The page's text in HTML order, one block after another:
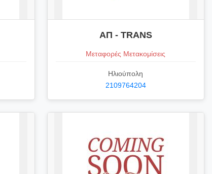
ΑΠ - TRANS
Μεταφορές Μετακομίσεις
Ηλιούπολη
2109764204